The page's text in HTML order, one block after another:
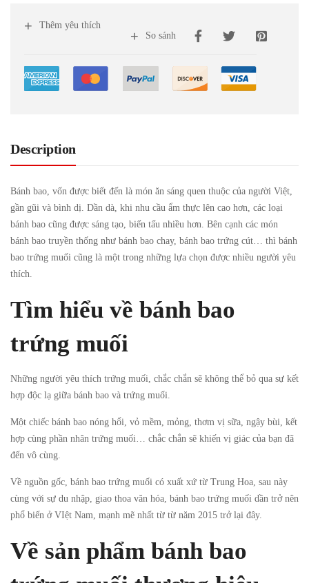
Thêm yêu thích
So sánh
Description
Bánh bao, vốn được biết đến là món ăn sáng quen thuộc của người Việt,
gần gũi và bình dị. Dần dà, khi nhu cầu ẩm thực lên cao hơn, các loại
bánh bao cũng được sáng tạo, biến tấu nhiều hơn. Bên cạnh các món
bánh bao truyền thống như bánh bao chay, bánh bao trứng cút… thì bánh
bao trứng muối cũng là một trong những lựa chọn được nhiều người yêu
thích.
Tìm hiểu về bánh bao
trứng muối
Những người yêu thích trứng muối, chắc chắn sẽ không thể bỏ qua sự kết
hợp độc lạ giữa bánh bao và trứng muối.
Một chiếc bánh bao nóng hổi, vỏ mềm, mỏng, thơm vị sữa, ngậy bùi, kết
hợp cùng phần nhân trứng muối… chắc chắn sẽ khiến vị giác của bạn đã
đến vô cùng.
Về nguồn gốc, bánh bao trứng muối có xuất xứ từ Trung Hoa, sau này
cùng với sự du nhập, giao thoa văn hóa, bánh bao trứng muối dần trở nên
phổ biến ở VIệt Nam, mạnh mẽ nhất từ từ năm 2015 trở lại đây.
Về sản phẩm bánh bao